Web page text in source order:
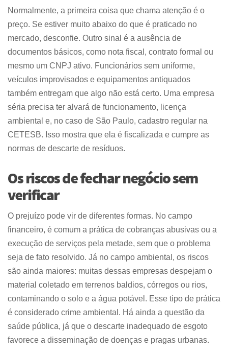
Normalmente, a primeira coisa que chama atenção é o
preço. Se estiver muito abaixo do que é praticado no
mercado, desconfie. Outro sinal é a ausência de
documentos básicos, como nota fiscal, contrato formal ou
mesmo um CNPJ ativo. Funcionários sem uniforme,
veículos improvisados e equipamentos antiquados
também entregam que algo não está certo. Uma empresa
séria precisa ter alvará de funcionamento, licença
ambiental e, no caso de São Paulo, cadastro regular na
CETESB. Isso mostra que ela é fiscalizada e cumpre as
normas de descarte de resíduos.
Os riscos de fechar negócio sem
verificar
O prejuízo pode vir de diferentes formas. No campo
financeiro, é comum a prática de cobranças abusivas ou a
execução de serviços pela metade, sem que o problema
seja de fato resolvido. Já no campo ambiental, os riscos
são ainda maiores: muitas dessas empresas despejam o
material coletado em terrenos baldios, córregos ou rios,
contaminando o solo e a água potável. Esse tipo de prática
é considerado crime ambiental. Há ainda a questão da
saúde pública, já que o descarte inadequado de esgoto
favorece a disseminação de doenças e pragas urbanas.